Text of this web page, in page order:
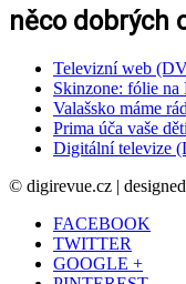
něco dobrých
Televizní web
Skinzone: fólie na
Valašsko máme
Prima úča vaše
Digitální televize
© digirevue.cz |
FACEBOOK
TWITTER
GOOGLE +